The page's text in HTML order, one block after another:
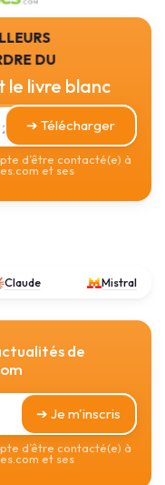
du
livre blanc
➔ Télécharger
d’être contacté(e) à
et ses
Claude Mistral
de
➔ Je m'inscris
d’être contacté(e) à
et ses